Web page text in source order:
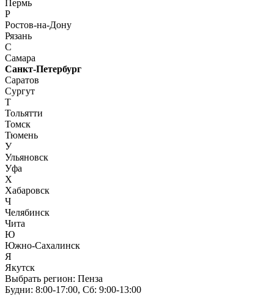
Пермь
Р
Ростов-на-Дону
Рязань
С
Самара
Санкт-Петербург
Саратов
Сургут
Т
Тольятти
Томск
Тюмень
У
Ульяновск
Уфа
Х
Хабаровск
Ч
Челябинск
Чита
Ю
Южно-Сахалинск
Я
Якутск
Выбрать регион: Пенза
Будни: 8:00‑17:00, Сб: 9:00‑13:00